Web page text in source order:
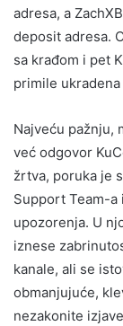
adresa, a
deposit adresa.
sa krađom i pet
primile
Najveću pažnju,
već odgovor
žrtva, poruka je
Support Team-a
upozorenja. U
iznese
kanale, ali se
obmanjujuće,
nezakonite